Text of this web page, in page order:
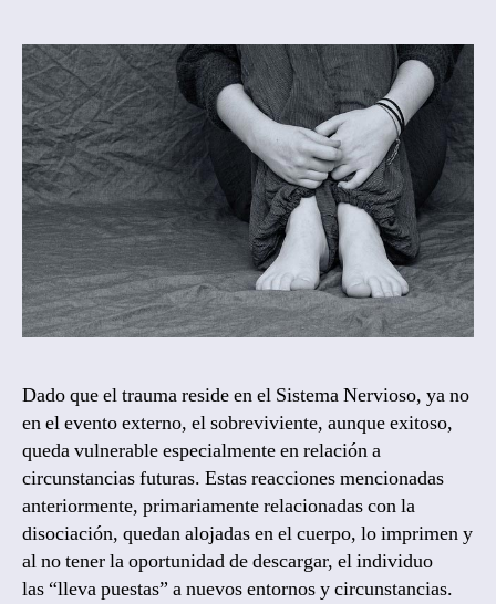
Dado que el trauma reside en el Sistema Nervioso, ya no
en el evento externo, el sobreviviente, aunque exitoso,
queda vulnerable especialmente en relación a
circunstancias futuras. Estas reacciones mencionadas
anteriormente, primariamente relacionadas con la
disociación, quedan alojadas en el cuerpo, lo imprimen y
al no tener la oportunidad de descargar, el individuo
las “lleva puestas” a nuevos entornos y circunstancias.